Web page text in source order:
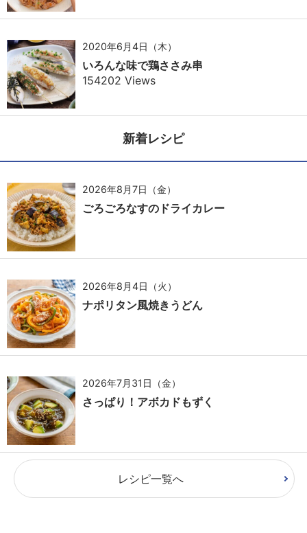
2020年6月4日（木）
いろんな味で鶏ささみ串
154202 Views
新着レシピ
2026年8月7日（金）
ごろごろなすのドライカレー
2026年8月4日（火）
ナポリタン風焼きうどん
2026年7月31日（金）
さっぱり！アボカドもずく
レシピ一覧へ